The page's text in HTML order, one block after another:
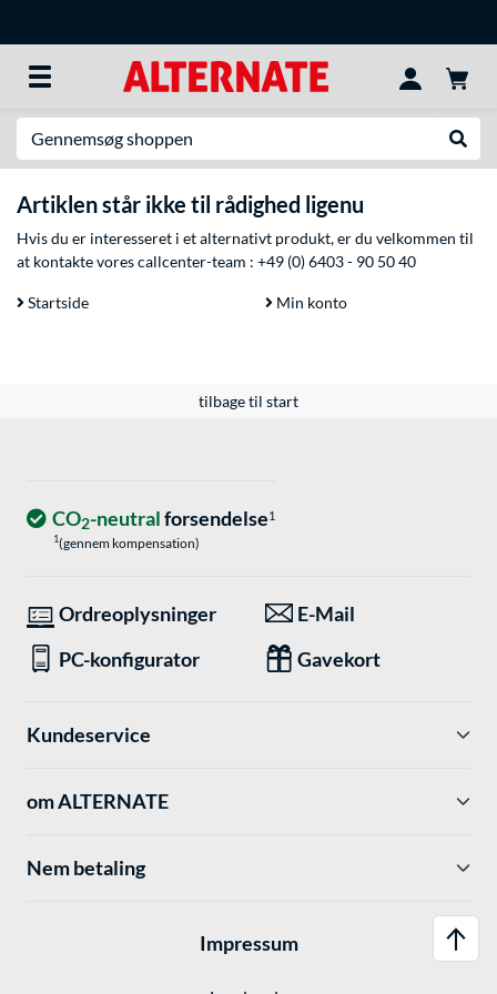
Artiklen står ikke til rådighed ligenu
Hvis du er interesseret i et alternativt produkt, er du velkommen til
at kontakte vores callcenter-team : +49 (0) 6403 - 90 50 40
Startside Min konto
tilbage til start
CO2-neutralforsendelse1
1(gennem kompensation)
Ordreoplysninger
E-Mail
PC-konfigurator
Gavekort
Kundeservice
om ALTERNATE
Nem betaling
Impressum